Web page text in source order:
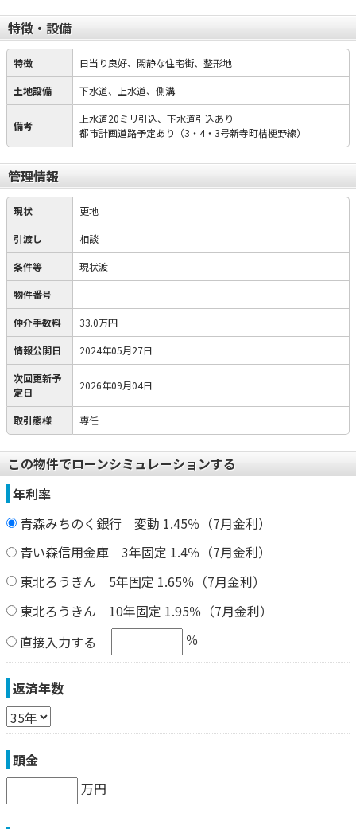
特徴・設備
特徴 日当り良好、閑静な住宅街、整形地
土地設備 下水道、上水道、側溝
備考
上水道20ミリ引込、下水道引込あり
都市計画道路予定あり（3・4・3号新寺町桔梗野線）
管理情報
現状 更地
引渡し 相談
条件等 現状渡
物件番号 －
仲介手数料 33.0万円
情報公開日 2024年05月27日
次回更新予
定日
2026年09月04日
取引態様 専任
この物件でローンシミュレーションする
年利率
青森みちのく銀行 変動 1.45％（7月金利）
青い森信用金庫 3年固定 1.4％（7月金利）
東北ろうきん 5年固定 1.65％（7月金利）
東北ろうきん 10年固定 1.95％（7月金利）
直接入力する
％
返済年数
頭金
万円